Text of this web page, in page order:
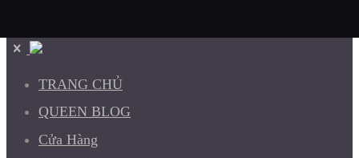
TRANG CHỦ
QUEEN BLOG
Cửa Hàng